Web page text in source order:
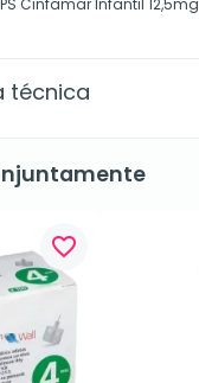
técnica
favorite_border